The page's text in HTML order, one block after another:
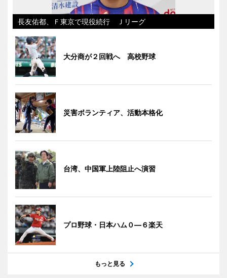
長友佑都、Ｆ東京で現役続行 Ｊリーグ
大分商が２回戦へ 高校野球
災害ボランティア、活動本格化
台湾、中国軍上陸阻止へ演習
プロ野球・日本ハム０―６楽天
もっと見る